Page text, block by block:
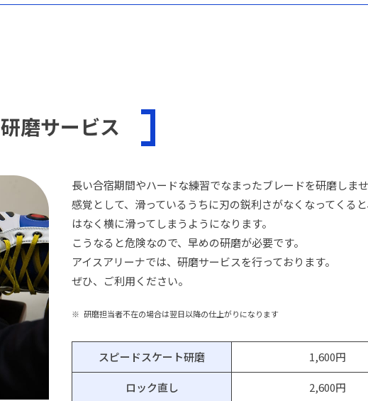
研磨サービス
長い合宿期間やハードな練習でなまったブレードを研磨しませ
感覚として、滑っているうちに刃の鋭利さがなくなってくる
はなく横に滑ってしまうようになります。
こうなると危険なので、早めの研磨が必要です。
アイスアリーナでは、研磨サービスを行っております。
ぜひ、ご利用ください。
研磨担当者不在の場合は翌日以降の仕上がりになります
スピードスケート研磨 1,600円
ロック直し 2,600円